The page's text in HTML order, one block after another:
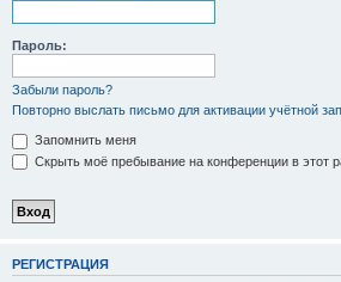
Пароль:
Забыли пароль?
Повторно выслать письмо для активации учётной
Запомнить меня
Скрыть моё пребывание на конференции в этот
РЕГИСТРАЦИЯ